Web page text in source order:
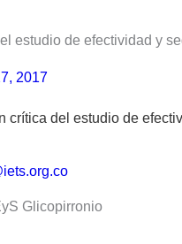
estudio de efectividad y
2017
crítica del estudio de
Glicopirronio